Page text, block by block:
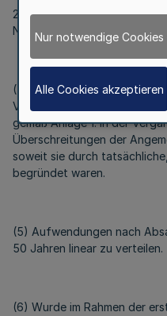
2. für teilstationäre
Nettogrundfläche
(4) Für Aufwendungen, die
Verordnung erfolgten, gelten
gemäß Anlage 1. In der
Überschreitungen der
soweit sie durch
begründet waren.
(5) Aufwendungen nach
50 Jahren linear zu verteilen.
(6) Wurde im Rahmen der
Nur notwendige
Alle Cookies akzeptieren